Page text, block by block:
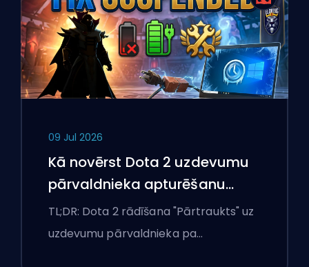
09 Jul 2026
Kā novērst Dota 2 uzdevumu
pārvaldnieka apturēšanu
Windows klēpjdatorā
TL;DR: Dota 2 rādīšana "Pārtraukts" uz
uzdevumu pārvaldnieka pa…